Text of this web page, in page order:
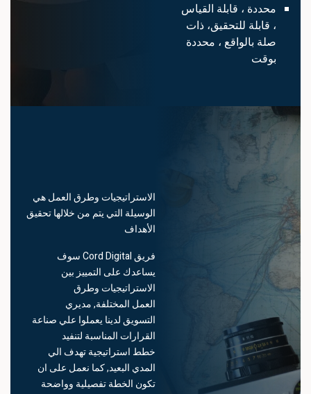
محددة ، قابلة القياس
، قابلة للتحقيق، ذات
صلة بالواقع ، محددة
بوقت
الاستراتيجيات وطرق العمل هي
الوسيلة التي يتم من خلالها تحقيق
الأهداف
فريق Cord Digital سوف
يساعدك على التمييز بين
الاستراتيجيات وطرق
العمل المختلفة, مديري
التسويق لدينا يعملوا علي صناعة
القرارات المناسبة لتنفيد
خطط استراتيجية تهدف الي
المدي البعيد, كما نعمل على ان
تكون الخطة تفصيلية وواضحة